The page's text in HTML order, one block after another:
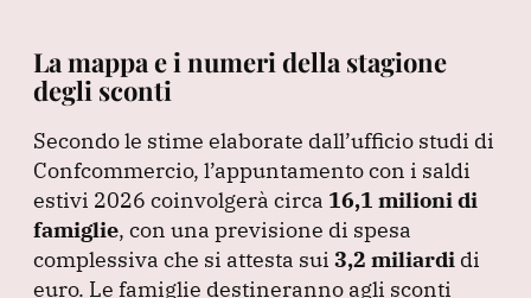
La mappa e i numeri della stagione
degli sconti
Secondo le stime elaborate dall’ufficio studi di
Confcommercio, l’appuntamento con i saldi
estivi 2026 coinvolgerà circa 16,1 milioni di
famiglie, con una previsione di spesa
complessiva che si attesta sui 3,2 miliardi di
euro. Le famiglie destineranno agli sconti